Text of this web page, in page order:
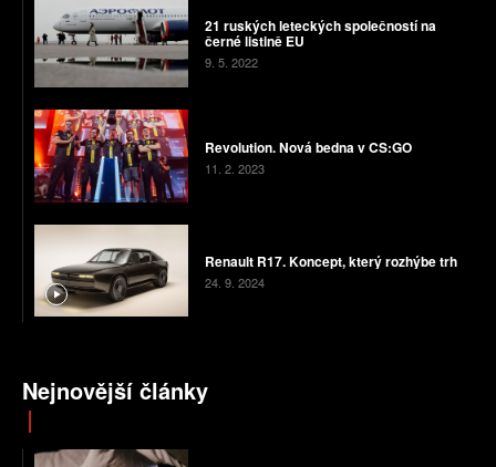
21 ruských leteckých společností na
černé listině EU
9. 5. 2022
Revolution. Nová bedna v CS:GO
11. 2. 2023
Renault R17. Koncept, který rozhýbe trh
24. 9. 2024
Nejnovější články